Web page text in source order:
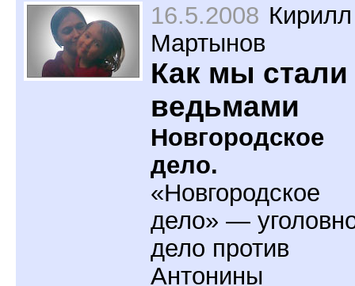
16.5.2008 Кирилл
Мартынов
Как мы стали
ведьмами
Новгородское
дело.
«Новгородское
дело» —
дело против
Антонины